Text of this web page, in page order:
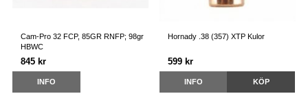
Cam-Pro 32 FCP, 85GR RNFP; 98gr
HBWC
845 kr
INFO
Hornady .38 (357) XTP Kulor
599 kr
INFO KÖP